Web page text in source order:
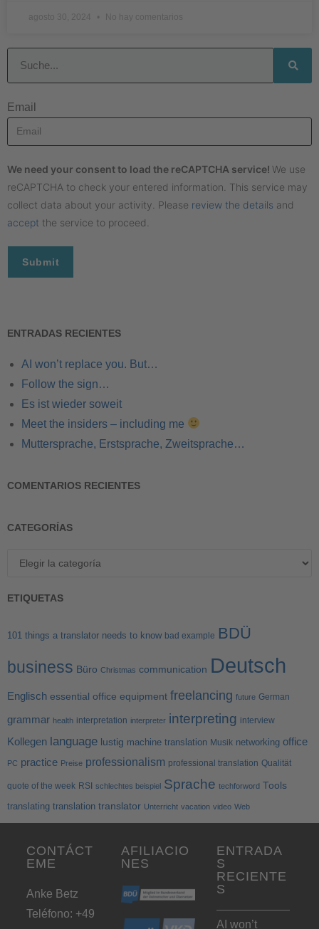
agosto 30, 2024 No hay comentarios
Email
We need your consent to load the reCAPTCHA service! We use
reCAPTCHA to check your entered information. This service may
collect data about your activity. Please review the details and
accept the service to proceed.
ENTRADAS RECIENTES
AI won’t replace you. But…
Follow the sign…
Es ist wieder soweit
Meet the insiders – including me
Muttersprache, Erstsprache, Zweitsprache…
COMENTARIOS RECIENTES
CATEGORÍAS
ETIQUETAS
101 things a translator needs to know bad example BDÜ
business Büro Christmas communication Deutsch
Englisch essential office equipment freelancing future German
grammar health interpretation interpreter interpreting interview
Kollegen language lustig machine translation Musik networking office
PC practice Preise professionalism professional translation Qualität
quote of the week RSI schlechtes beispiel Sprache techforword Tools
translating translation translator Unterricht vacation video Web
CONTÁCT
EME
Anke Betz
Teléfono: +49
AFILIACIO
NES
ENTRADA
S
RECIENTE
S
AI won’t